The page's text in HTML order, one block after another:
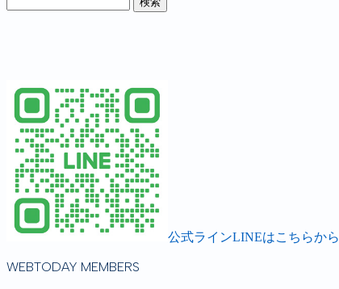
公式ラインLINEはこちらから
WEBTODAY MEMBERS